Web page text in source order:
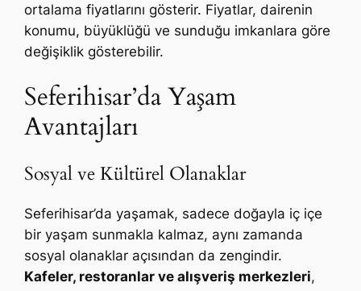
ortalama fiyatlarını gösterir. Fiyatlar, dairenin
konumu, büyüklüğü ve sunduğu imkanlara göre
değişiklik gösterebilir.
Seferihisar’da Yaşam
Avantajları
Sosyal ve Kültürel Olanaklar
Seferihisar’da yaşamak, sadece doğayla iç içe
bir yaşam sunmakla kalmaz, aynı zamanda
sosyal olanaklar açısından da zengindir.
Kafeler, restoranlar ve alışveriş merkezleri,